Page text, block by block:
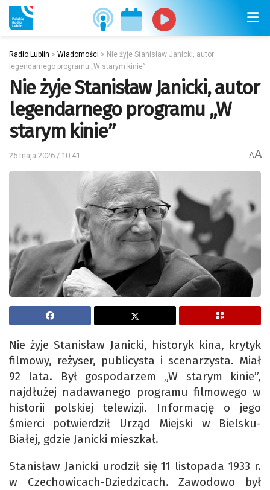
Radio Lublin > Wiadomości > Nie żyje Stanisław Janicki, autor
legendarnego programu „W starym kinie”
Nie żyje Stanisław Janicki, autor
legendarnego programu „W
starym kinie”
25 maja 2026 / 10:41 AA
Nie żyje Stanisław Janicki, historyk kina, krytyk
filmowy, reżyser, publicysta i scenarzysta. Miał
92 lata. Był gospodarzem „W starym kinie”,
najdłużej nadawanego programu filmowego w
historii polskiej telewizji. Informację o jego
śmierci potwierdził Urząd Miejski w Bielsku-
Białej, gdzie Janicki mieszkał.
Stanisław Janicki urodził się 11 listopada 1933 r.
w Czechowicach-Dziedzicach. Zawodowo był